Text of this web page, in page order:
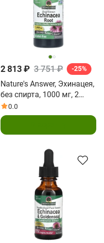
2 813 ₽ 3 751 ₽ -25%
Nature's Answer, Эхинацея,
без спирта, 1000 мг, 2
жидких унций (60 мл)
0.0